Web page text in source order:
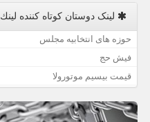
لینک دوستان كوتاه كننده لینك
حوزه های انتخابیه مجلس
فیش حج
قیمت بیسیم موتورولا